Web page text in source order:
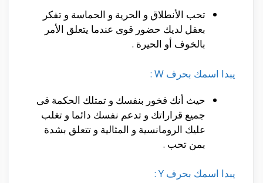
تحب الأنطلاق و الحرية و الحماسة و تفكر
بعقل لديك حضور قوى عندما يتعلق الأمر
بالخوف أو الحيرة .
يبدا اسمك بحرف W :
حيث أنك فخور بنفسك و تمتلك الحكمة فى
جميع قراراتك و تدعم نفسك دائما و تغلب
عليك الرومانسية و المثالية و تتعلق بشدة
بمن تحب .
يبدا اسمك بحرف Y :